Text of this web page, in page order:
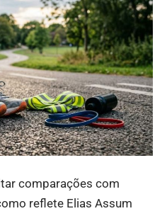
comparações com
reflete Elias Assum